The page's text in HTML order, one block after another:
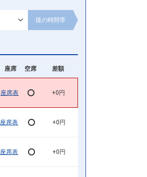
後の時間帯
座席 空席 差額
座席表 +0円
座席表 +0円
座席表 +0円